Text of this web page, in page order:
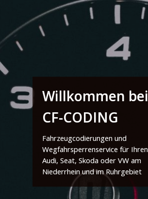
Willkommen bei
CF-CODING
Fahrzeugcodierungen und
Wegfahrsperrenservice für Ihren
Audi, Seat, Skoda oder VW am
Niederrhein und im Ruhrgebiet